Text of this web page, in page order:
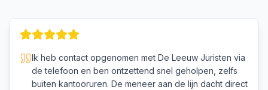
Ik heb contact opgenomen met De Leeuw Juristen via
de telefoon en ben ontzettend snel geholpen, zelfs
buiten kantooruren. De meneer aan de lijn dacht direct